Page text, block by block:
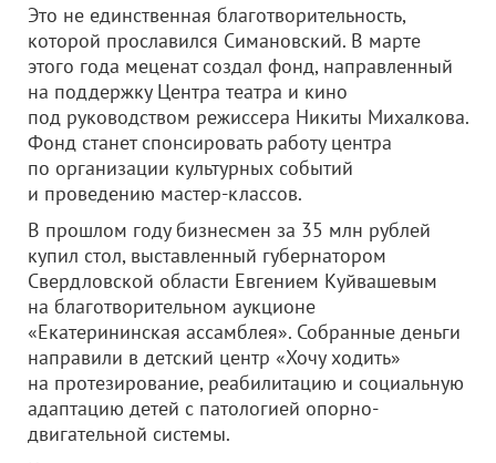
Это не единственная благотворительность,
которой прославился Симановский. В марте
этого года меценат создал фонд, направленный
на поддержку Центра театра и кино
под руководством режиссера Никиты Михалкова.
Фонд станет спонсировать работу центра
по организации культурных событий
и проведению мастер-классов.
В прошлом году бизнесмен за 35 млн рублей
купил стол, выставленный губернатором
Свердловской области Евгением Куйвашевым
на благотворительном аукционе
«Екатерининская ассамблея». Собранные деньги
направили в детский центр «Хочу ходить»
на протезирование, реабилитацию и социальную
адаптацию детей с патологией опорно-
двигательной системы.